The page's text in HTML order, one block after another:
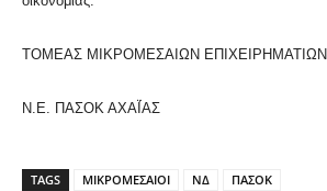
ΤΟΜΕΑΣ ΜΙΚΡΟΜΕΣΑΙΩΝ ΕΠΙΧΕΙΡΗΜΑΤΙΩΝ
Ν.Ε. ΠΑΣΟΚ ΑΧΑΪ́ΑΣ
TAGS ΜΙΚΡΟΜΕΣΑΙΟΙ ΝΔ ΠΑΣΟΚ